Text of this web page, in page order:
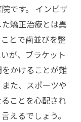
です。 インビザ
矯正治療とは異
とで歯並びを整
が、ブラケット
かけることが難
た、スポーツや
ことを心配され
えるでしょう。